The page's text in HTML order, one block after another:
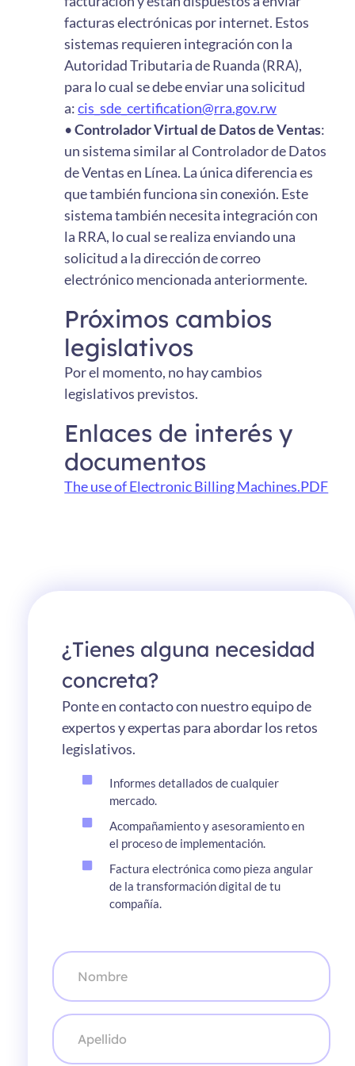
facturas electrónicas por internet. Estos
sistemas requieren integración con la
Autoridad Tributaria de Ruanda (RRA),
para lo cual se debe enviar una solicitud
a:cis_sde_certification@rra.gov.rw
•Controlador Virtual de Datos de Ventas:
un sistema similar al Controlador de Datos
de Ventas en Línea. La única diferencia es
que también funciona sin conexión. Este
sistema también necesita integración con
la RRA, lo cual se realiza enviando una
solicitud a la dirección de correo
electrónico mencionada anteriormente.
Próximos cambios
legislativos
Por el momento, no hay cambios
legislativos previstos.
Enlaces de interés y
documentos
The use of Electronic Billing Machines.PDF
¿Tienes alguna necesidad
concreta?
Ponte en contacto con nuestro equipo de
expertos y expertas para abordar los retos
legislativos.
Informes detallados de cualquier
mercado.
Acompañamiento y asesoramiento en
el proceso de implementación.
Factura electrónica como pieza angular
de la transformación digital de tu
compañía.
N
o
m
r
e
*
A
p
e